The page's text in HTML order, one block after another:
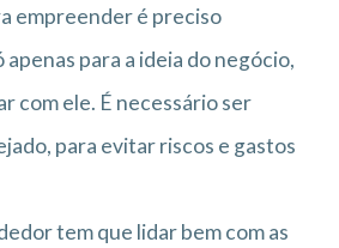
empreender é preciso
apenas para a ideia do negócio,
com ele. É necessário ser
para evitar riscos e gastos
tem que lidar bem com as